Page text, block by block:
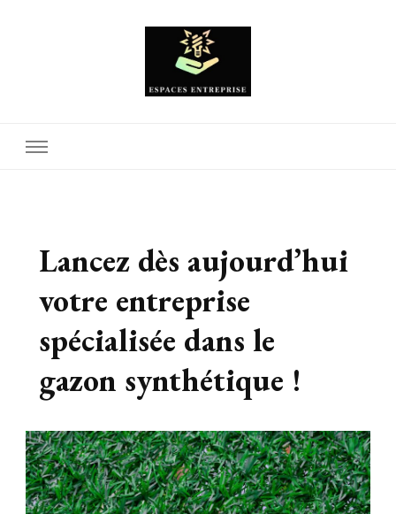
Lancez dès aujourd’hui
votre entreprise
spécialisée dans le
gazon synthétique !